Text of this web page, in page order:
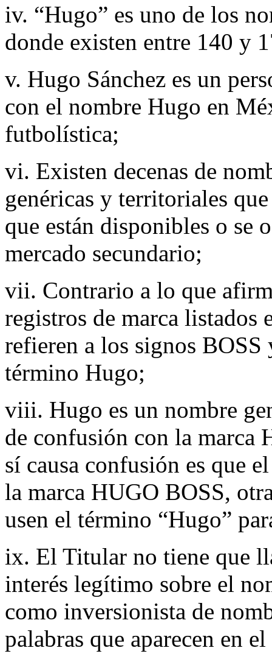
iv. “Hugo” es uno de los
donde existen entre 140 y
v. Hugo Sánchez es un
con el nombre Hugo en
futbolística;
vi. Existen decenas de
genéricas y territoriales
que están disponibles o se
mercado secundario;
vii. Contrario a lo que
registros de marca listados
refieren a los signos
término Hugo;
viii. Hugo es un nombre
de confusión con la marca
sí causa confusión es que
la marca HUGO BOSS,
usen el término “Hugo”
ix. El Titular no tiene que
interés legítimo sobre el
como inversionista de
palabras que aparecen en